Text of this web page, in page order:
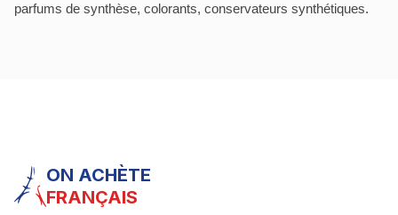
parfums de synthèse, colorants, conservateurs synthétiques.
ON ACHÈTE
FRANÇAIS